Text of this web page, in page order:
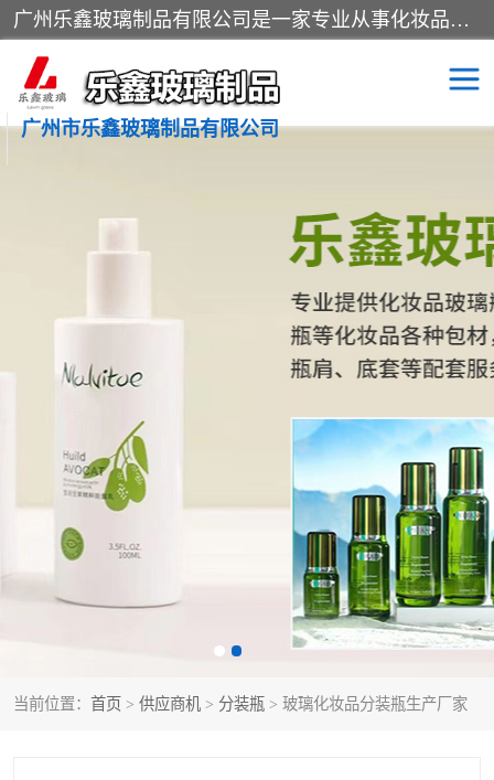
广州乐鑫玻璃制品有限公司是一家专业从事化妆品瓶子、化妆品玻璃瓶子、膏霜瓶、化妆品玻璃瓶等产品的集开发研制、生产、销售于一体的实业型玻璃制品生产企业。产品从设计、开模、试样、生产、蒙砂、抛光、喷涂、高低温单色及多色印刷，烫金（银）到交货实现一条龙服务。
广州市乐鑫玻璃制品有限公司
当前位置： 首页 > 供应商机 > 分装瓶 > 玻璃化妆品分装瓶生产厂家
化妆品包装瓶 香水包装瓶
化妆品玻璃瓶
玻璃瓶
拉管瓶